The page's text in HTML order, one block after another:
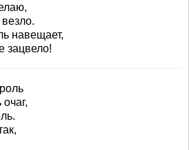
навещает,
зацвело!